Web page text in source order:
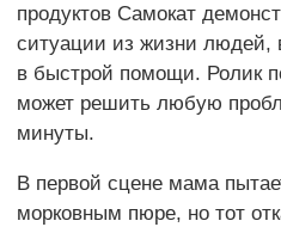
продуктов Самокат
ситуации из жизни людей,
в быстрой помощи. Ролик
может решить любую
минуты.
В первой сцене мама
морковным пюре, но тот